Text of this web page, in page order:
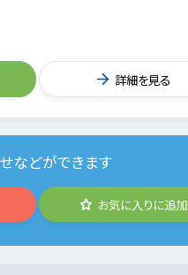
詳細を見る
などができます
お気に入りに追加